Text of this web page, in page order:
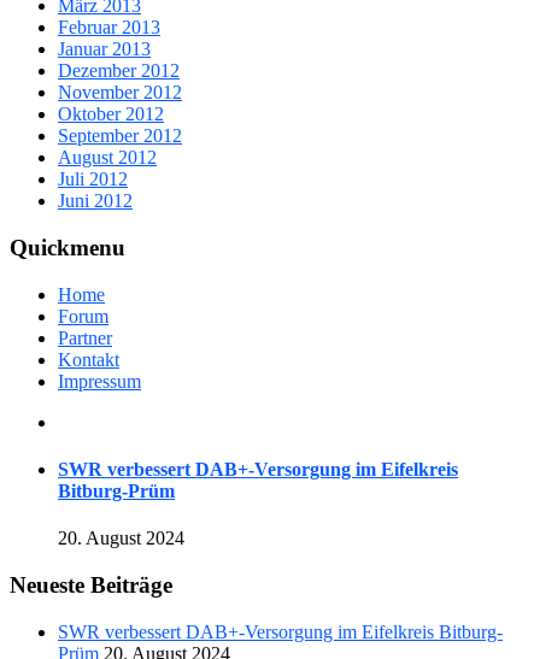
März 2013
Februar 2013
Januar 2013
Dezember 2012
November 2012
Oktober 2012
September 2012
August 2012
Juli 2012
Juni 2012
Quickmenu
Home
Forum
Partner
Kontakt
Impressum
SWR verbessert DAB+-Versorgung im Eifelkreis
Bitburg-Prüm
20. August 2024
Neueste Beiträge
SWR verbessert DAB+-Versorgung im Eifelkreis Bitburg-
Prüm 20. August 2024